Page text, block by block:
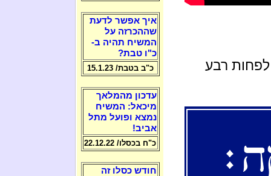
רבע
איך אפשר לדעת
שההכרזה על
המשיח תהיה ב-
כ"ו טבת?
כ"ב בטבת/ 15.1.23
עדכון מהמלאך
מיכאל: המשיח
נמצא ופועל מתל
אביב!
כ"ח בכסלו/ 22.12.22
חודש כסלו זה